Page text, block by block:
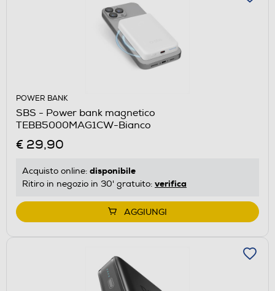
POWER BANK
SBS - Power bank magnetico
TEBB5000MAG1CW-Bianco
€ 29,90
Acquisto online: disponibile
Ritiro in negozio in 30' gratuito: verifica
AGGIUNGI